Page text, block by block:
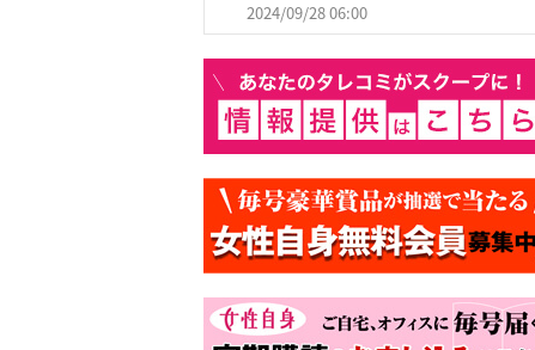
2024/09/28 06:00